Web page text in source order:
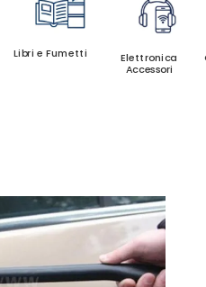
Libri e Fumetti
Elettronica
Accessori